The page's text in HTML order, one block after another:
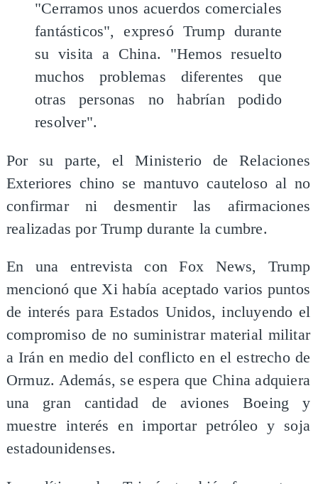
"Cerramos unos acuerdos comerciales
fantásticos", expresó Trump durante
su visita a China. "Hemos resuelto
muchos problemas diferentes que
otras personas no habrían podido
resolver".
Por su parte, el Ministerio de Relaciones
Exteriores chino se mantuvo cauteloso al no
confirmar ni desmentir las afirmaciones
realizadas por Trump durante la cumbre.
En una entrevista con Fox News, Trump
mencionó que Xi había aceptado varios puntos
de interés para Estados Unidos, incluyendo el
compromiso de no suministrar material militar
a Irán en medio del conflicto en el estrecho de
Ormuz. Además, se espera que China adquiera
una gran cantidad de aviones Boeing y
muestre interés en importar petróleo y soja
estadounidenses.